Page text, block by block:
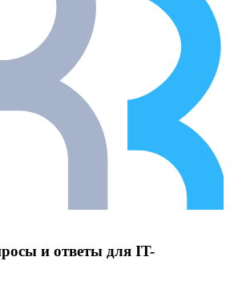
и ответы для IT-